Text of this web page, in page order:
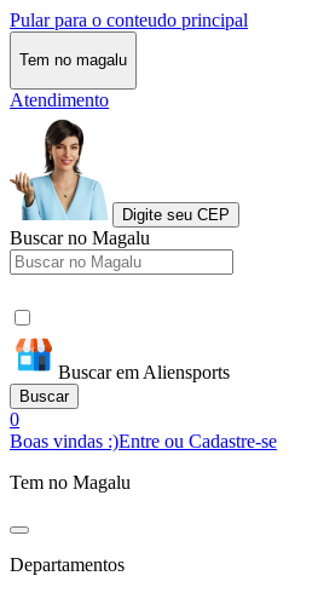
Pular para o conteudo principal
Tem no magalu
Atendimento
Digite seu CEP
Buscar no Magalu
Buscar em Aliensports
Buscar
0
Boas vindas :)Entre ou Cadastre-se
Tem no Magalu
Departamentos